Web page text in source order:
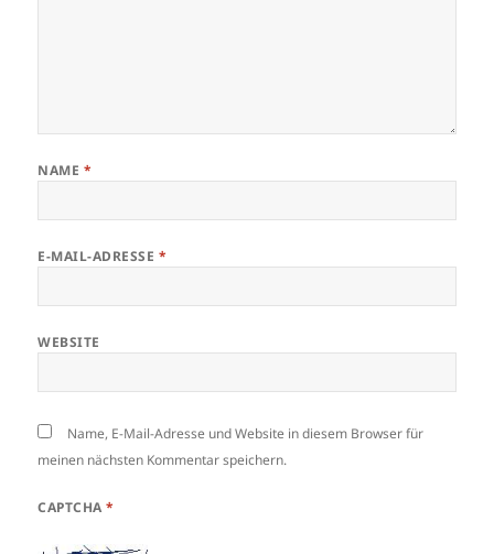
NAME *
E-MAIL-ADRESSE *
WEBSITE
Name, E-Mail-Adresse und Website in diesem Browser für
meinen nächsten Kommentar speichern.
CAPTCHA*